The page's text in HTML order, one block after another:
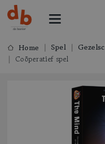
of
Home Spel
Coöperatief spel